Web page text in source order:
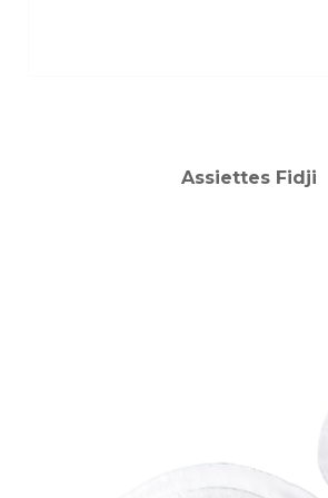
Assiettes Fidji